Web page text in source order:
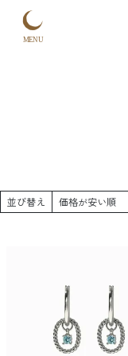
MENU
HOME
並び替え 価格が安い順